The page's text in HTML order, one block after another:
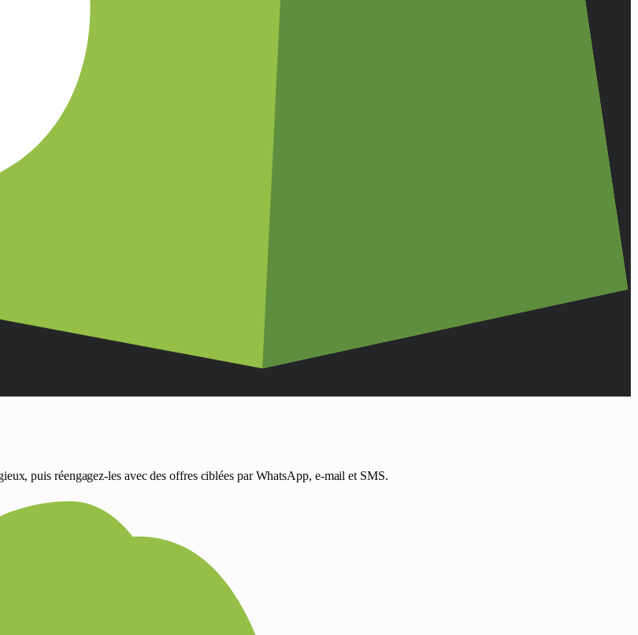
puis réengagez-les avec des offres ciblées par WhatsApp, e-mail et SMS.